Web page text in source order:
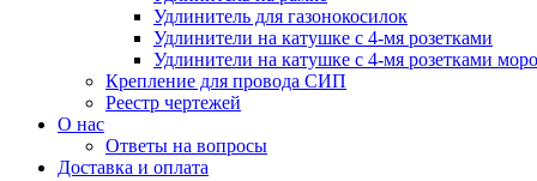
Удлинитель для газонокосилок
Удлинители на катушке с 4-мя розетками
Удлинители на катушке с 4-мя розетками
Крепление для провода СИП
Реестр чертежей
О нас
Ответы на вопросы
Доставка и оплата